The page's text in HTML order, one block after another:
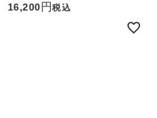
16,200 税込